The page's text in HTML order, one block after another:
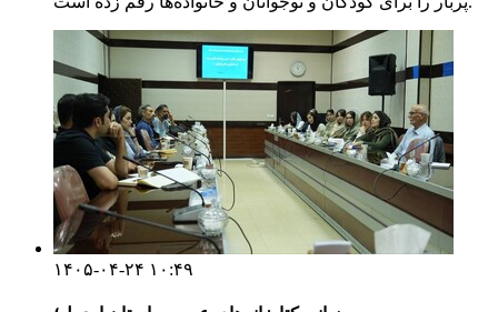
۱۴۰۵-۰۴-۲۴ ۱۰:۴۹